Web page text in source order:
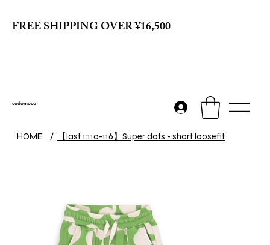
FREE SHIPPING OVER ¥16,500
codomoco
HOME / 【last 1:110-116】Super dots - short loosefit